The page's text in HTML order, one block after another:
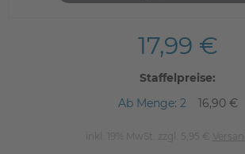
17,99 €
Staffelpreise:
Ab Menge: 2
16,90 €
inkl. 19% MwSt. zzgl. 5,95 € Versand